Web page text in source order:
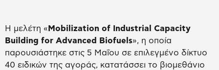
Η μελέτη « Mobilization of Industrial Capacity
Building for Advanced Biofuels», η οποία
παρουσιάστηκε στις 5 Μαΐου σε επιλεγμένο δίκτυο
40 ειδικών της αγοράς, κατατάσσει το βιομεθάνιο